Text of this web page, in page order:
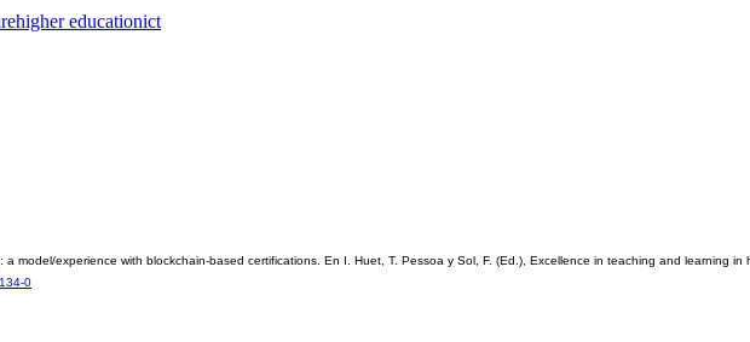
higher educationict
model/experience with blockchain-based certifications. En I. Huet, T. Pessoa y Sol, F. (Ed.), Excellence in teaching and learning
0